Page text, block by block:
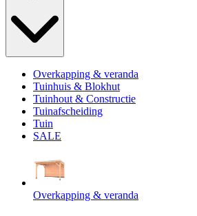
Overkapping & veranda
Tuinhuis & Blokhut
Tuinhout & Constructie
Tuinafscheiding
Tuin
SALE
Overkapping & veranda